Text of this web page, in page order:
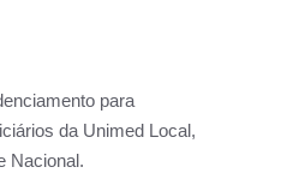
para
da Unimed Local,
Nacional.